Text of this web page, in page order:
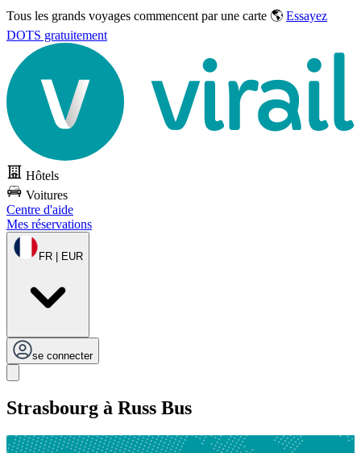
Tous les grands voyages commencent par une carte 🌎 Essayez
DOTS gratuitement
Hôtels
Voitures
Centre d'aide
Mes réservations
FR | EUR
se connecter
Strasbourg à Russ Bus